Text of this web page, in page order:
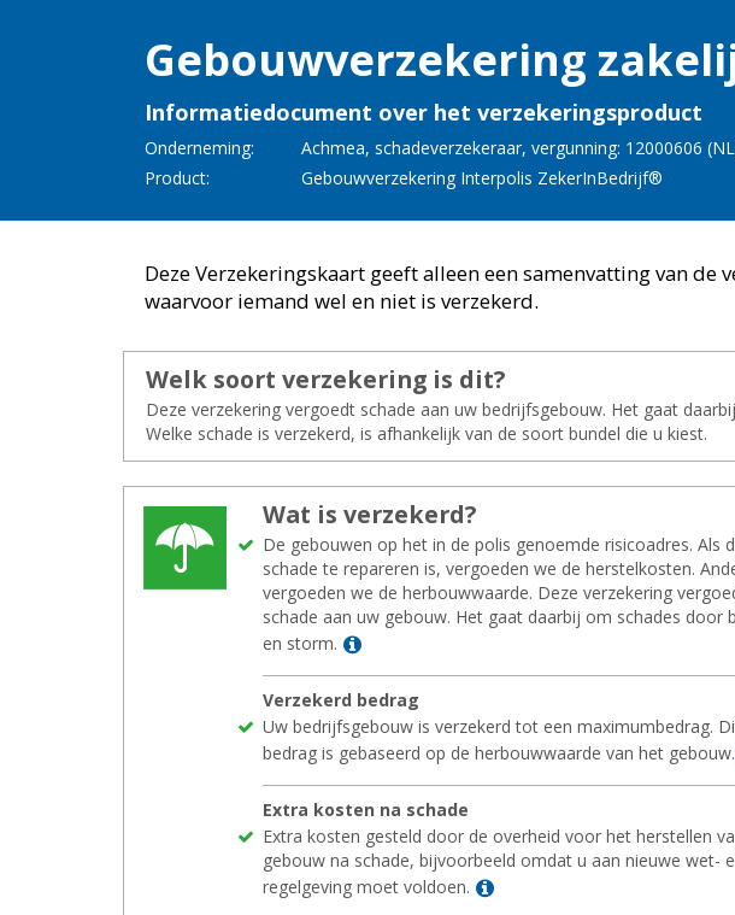
Ge­bouw­ver­ze­ke­ring
Informatiedocument over het verzekeringsproduct
Onderneming: Ach­mea, scha­de­ver­ze­ke­raar, vergunning: 12000606 (NL
Product:
Ge­bouw­ver­ze­ke­ring In­ter­po­lis Ze­ker­In­Be­drijf®
Deze Verzekeringskaart geeft alleen een samenvatting van de
waarvoor iemand wel en niet is verzekerd.
Welk soort ver­ze­ke­ring is dit?
Deze verzekering vergoedt schade aan uw bedrijfsgebouw. Het gaat
Welke schade is verzekerd, is afhankelijk van de soort bundel die u kiest.
Wat is ver­ze­kerd?
De gebouwen op het in de polis genoemde risicoadres. Als
schade te repareren is, vergoeden we de herstelkosten.
vergoeden we de herbouwwaarde. Deze verzekering
schade aan uw gebouw. Het gaat daarbij om schades door
en storm.
Lees meer
Ver­ze­kerd be­drag
Uw bedrijfsgebouw is verzekerd tot een maximumbedrag.
bedrag is gebaseerd op de herbouwwaarde van het gebouw.
Extra kos­ten na scha­de
Extra kosten gesteld door de overheid voor het herstellen
gebouw na schade, bijvoorbeeld omdat u aan nieuwe wet-
regelgeving moet voldoen.
Lees meer